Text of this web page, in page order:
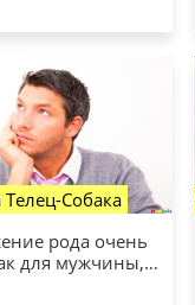
Собака
рода очень
для мужчины,…